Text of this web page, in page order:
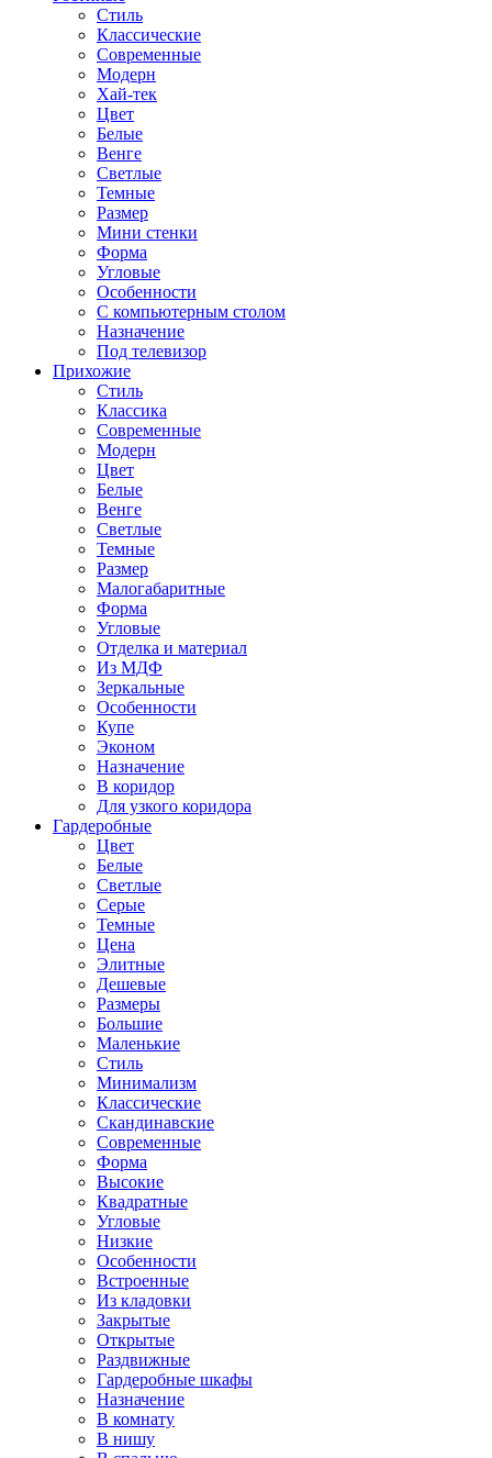
Стиль
Классические
Современные
Модерн
Хай-тек
Цвет
Белые
Венге
Светлые
Темные
Размер
Мини стенки
Форма
Угловые
Особенности
С компьютерным столом
Назначение
Под телевизор
Прихожие
Стиль
Классика
Современные
Модерн
Цвет
Белые
Венге
Светлые
Темные
Размер
Малогабаритные
Форма
Угловые
Отделка и материал
Из МДФ
Зеркальные
Особенности
Купе
Эконом
Назначение
В коридор
Для узкого коридора
Гардеробные
Цвет
Белые
Светлые
Серые
Темные
Цена
Элитные
Дешевые
Размеры
Большие
Маленькие
Стиль
Минимализм
Классические
Скандинавские
Современные
Форма
Высокие
Квадратные
Угловые
Низкие
Особенности
Встроенные
Из кладовки
Закрытые
Открытые
Раздвижные
Гардеробные шкафы
Назначение
В комнату
В нишу